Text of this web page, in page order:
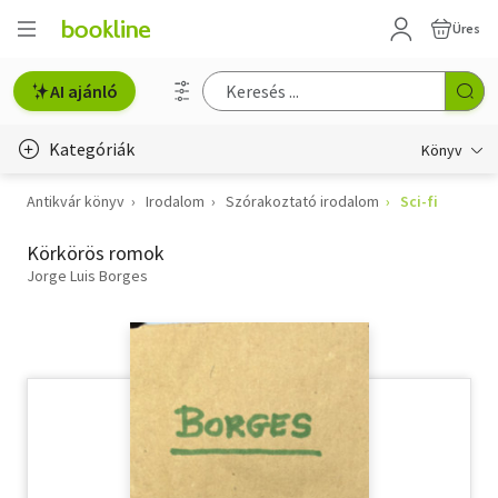
Üres
AI ajánló
Kategóriák Könyv
Életmód, egészség
Erotika
Antikvár könyv Irodalom Szórakoztató irodalom Sci-fi
Körkörös romok
Jorge Luis Borges